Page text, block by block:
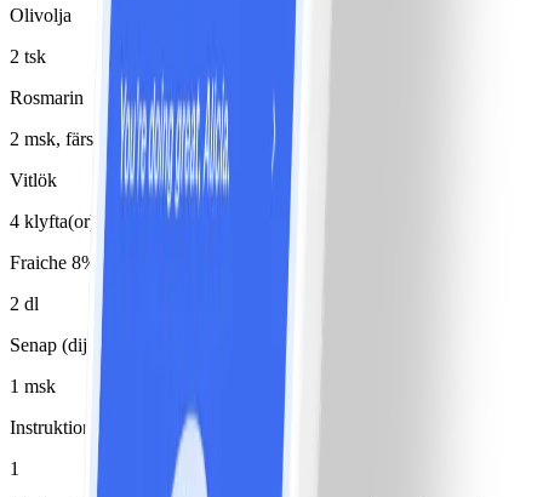
Olivolja
2 tsk
Rosmarin
2 msk, färsk
Vitlök
4 klyfta(or)
Fraiche 8%
2 dl
Senap (dijon)
1 msk
Instruktioner
1